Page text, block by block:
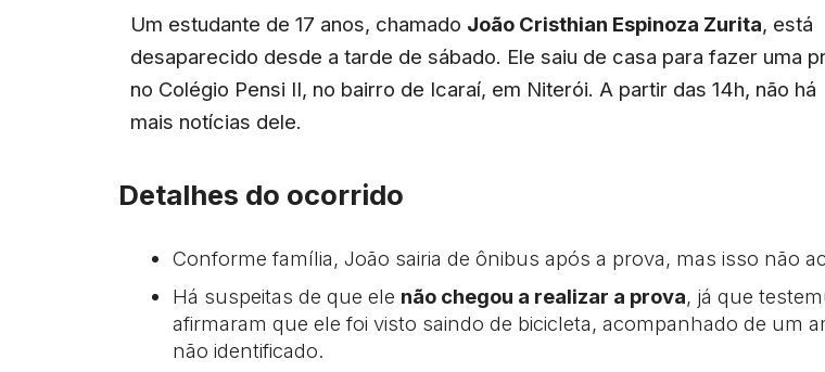
Um estudante de 17 anos, chamado João Cristhian Espinoza Zurita, está
desaparecido desde a tarde de sábado. Ele saiu de casa para fazer uma
no Colégio Pensi II, no bairro de Icaraí, em Niterói. A partir das 14h, não há
mais notícias dele.
Detalhes do ocorrido
Conforme família, João sairia de ônibus após a prova, mas isso não
Há suspeitas de que ele não chegou a realizar a prova, já que
afirmaram que ele foi visto saindo de bicicleta, acompanhado de um
não identificado.